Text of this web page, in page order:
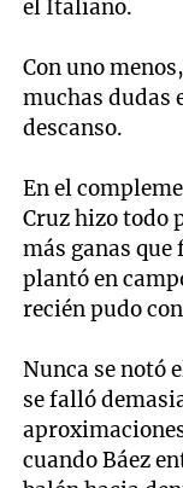
el Italiano.
Con uno
muchas dudas
descanso.
En el
Cruz hizo todo
más ganas
plantó en
recién pudo
Nunca se notó
se falló
cuando Báez